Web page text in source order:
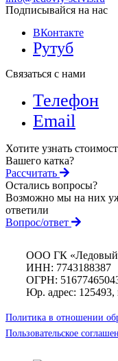
Подписывайся на нас
ВКонтакте
Рутуб
Связаться с нами
Телефон
Email
Хотите узнать
Вашего катка?
Рассчитать
Остались вопросы?
Возможно мы на них
ответили
Вопрос/ответ
ООО ГК «Ледовый
ИНН: 7743188387
ОГРН:
Юр. адрес: 125493,
Политика в отношении
Пользовательское